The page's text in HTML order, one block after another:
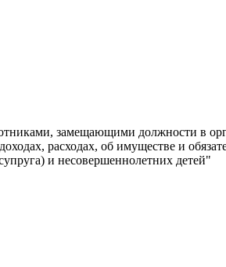
замещающими должности в
расходах, об имуществе и
и несовершеннолетних детей"